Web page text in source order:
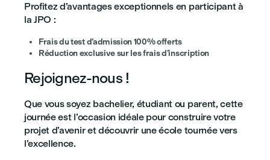
Profitez d’avantages exceptionnels en participant à
la JPO :
Frais du test d’admission 100% offerts
Réduction exclusive sur les frais d’inscription
Rejoignez-nous !
Que vous soyez bachelier, étudiant ou parent, cette
journée est l’occasion idéale pour construire votre
projet d’avenir et découvrir une école tournée vers
l’excellence.